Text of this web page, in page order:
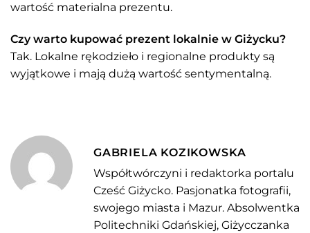
wartość materialna prezentu.
Czy warto kupować prezent lokalnie w Giżycku?
Tak. Lokalne rękodzieło i regionalne produkty są
wyjątkowe i mają dużą wartość sentymentalną.
GABRIELA KOZIKOWSKA
Współtwórczyni i redaktorka portalu
Cześć Giżycko. Pasjonatka fotografii,
swojego miasta i Mazur. Absolwentka
Politechniki Gdańskiej, Giżycczanka